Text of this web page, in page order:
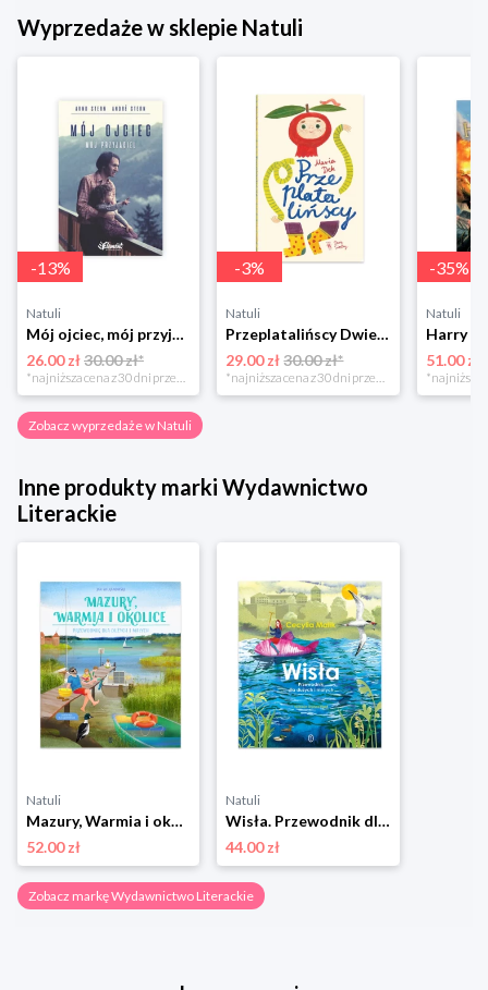
Wyprzedaże w sklepie Natuli
-13%
Natuli
Mój ojciec, mój przyjaciel Element
26.00 zł30.00 zł*
*najniższa cena z 30 dni przed obniżką
-3%
Natuli
Przeplatalińscy Dwie siostry
29.00 zł 30.00 zł*
*najniższa cena z 30 dni przed obniżką
-35%
Natuli
51.00 zł
Zobacz wyprzedaże w Natuli
Inne produkty marki Wydawnictwo
Literackie
Natuli
Mazury, Warmia i okolice. Przewodnik dla dużych i małych Wydawnictwo literackie
52.00 zł
Natuli
Wisła. Przewodnik dla dużych i małych Wydawnictwo literackie
44.00 zł
Zobacz markę Wydawnictwo Literackie